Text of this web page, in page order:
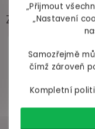
„Přijmout
„Nastavení
Samozřejmě
čímž zároveň
Kompletní
Akce –20
Zákazníci